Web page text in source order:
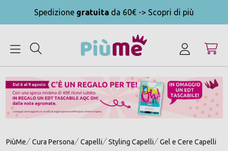
Spedizione gratuita da 60€ -> Scopri di più
PiùMe Cura Persona Capelli Styling Capelli Gel e Cere Capelli